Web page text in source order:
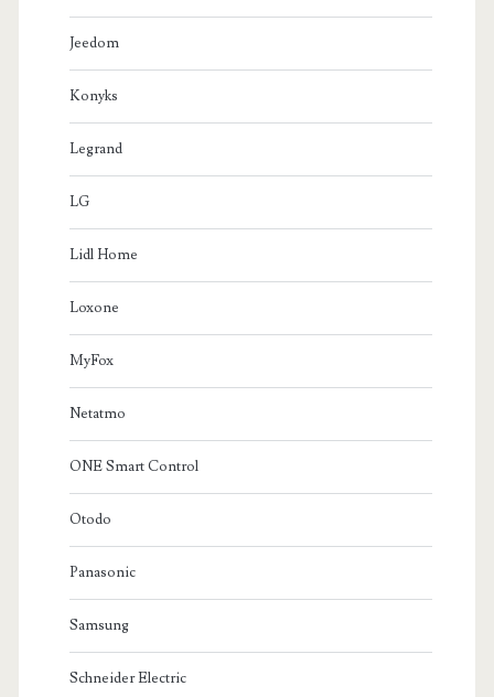
Jeedom
Konyks
Legrand
LG
Lidl Home
Loxone
MyFox
Netatmo
ONE Smart Control
Otodo
Panasonic
Samsung
Schneider Electric